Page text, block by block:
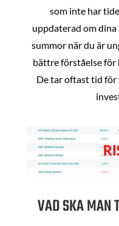
som inte har
uppdaterad om
summor när du är
bättre förståelse för
De tar oftast tid för
VAD SKA MAN